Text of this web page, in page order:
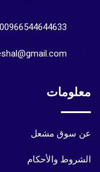
00966544644633
معلومات
عن سوق مشعل
الشروط والأحكام